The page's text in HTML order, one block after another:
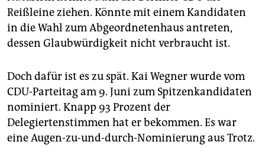
Reißleine ziehen. Könnte mit einem Kandidaten
in die Wahl zum Abgeordnetenhaus antreten,
dessen Glaubwürdigkeit nicht verbraucht ist.
Doch dafür ist es zu spät. Kai Wegner wurde vom
CDU-Parteitag am 9. Juni zum Spitzenkandidaten
nominiert. Knapp 93 Prozent der
Delegiertenstimmen hat er bekommen. Es war
eine Augen-zu-und-durch-Nominierung aus Trotz.